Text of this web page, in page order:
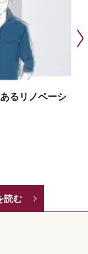
るリノベーシ
読む